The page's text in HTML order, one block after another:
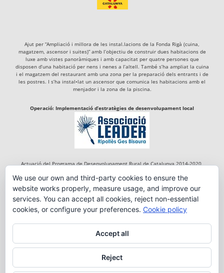
Ajut per “Ampliació i millora de les instal.lacions de la Fonda Rigà (cuina,
magatzem, ascensor i suites)” amb l’objectiu de construir dues habitacions de
luxe amb vistes panoràmiques i amb capacitat per quatre persones que
disposen d’una habitació per nens i nenes a l’altell. També s’ha ampliat la cuina
i el magatzem del restaurant amb una zona per la preparació dels entrants i de
les postres. I s’ha instal•lat un ascensor que comunica les habitacions amb el
menjador i la zona de la piscina.
Operació: Implementació d’estratègies de desenvolupament local
Actuació del Programa de Desenvolupament Rural de Catalunya 2014-2020,
We use our own and third-party cookies to ensure the
website works properly, measure usage, and improve our
services. You can accept all cookies, reject non-essential
cookies, or configure your preferences. Cookie policy
Accept all
Reject